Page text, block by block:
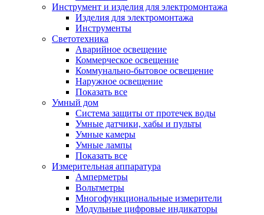
Инструмент и изделия для электромонтажа
Изделия для электромонтажа
Инструменты
Светотехника
Аварийное освещение
Коммерческое освещение
Коммунально-бытовое освещение
Наружное освещение
Показать все
Умный дом
Система защиты от протечек воды
Умные датчики, хабы и пульты
Умные камеры
Умные лампы
Показать все
Измерительная аппаратура
Амперметры
Вольтметры
Многофункциональные измерители
Модульные цифровые индикаторы